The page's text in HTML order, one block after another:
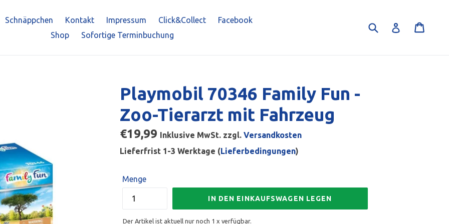
Schnäppchen Kontakt Impressum Click&Collect
Facebook
Shop
Sofortige Terminbuchung
Suchen Einloggen
Playmobil 70346 Family Fun -
Zoo-Tierarzt mit Fahrzeug
Normaler
Preis
€19,99 Inklusive MwSt. zzgl. Versandkosten
Lieferfrist 1-3 Werktage (Lieferbedingungen)
Menge
IN DEN EINKAUFSWAGEN LEGEN
Der Artikel ist aktuell nur noch 1 x verfügbar.